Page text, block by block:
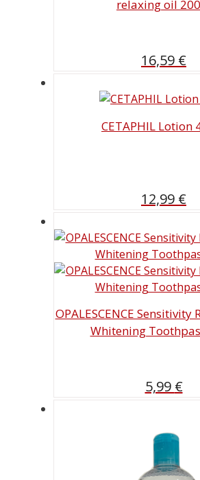
relaxing oil
16,59 €
CETAPHIL Lotion
12,99 €
OPALESCENCE
Whitening
5,99 €